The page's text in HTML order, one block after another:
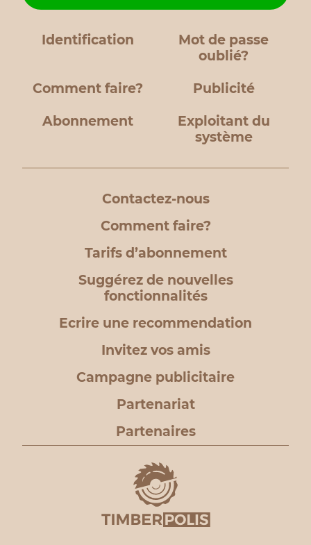
Identification
Mot de passe
oublié?
Comment faire? Publicité
Abonnement
Exploitant du
système
Contactez-nous
Comment faire?
Tarifs d’abonnement
Suggérez de nouvelles
fonctionnalités
Ecrire une recommendation
Invitez vos amis
Campagne publicitaire
Partenariat
Partenaires